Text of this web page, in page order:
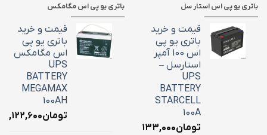
باتری یو پی اس استار سل
قیمت و خرید
باتری یو پی
اس 100 آمپر
استارسل –
UPS
BATTERY
STARCELL
100A
تومان۳۴,۱۳۳,۰۰۰
باتری یو پی اس مگامکس
قیمت و خرید
باتری یو پی
اس مگامکس
UPS
BATTERY
MEGAMAX
100AH
تومان